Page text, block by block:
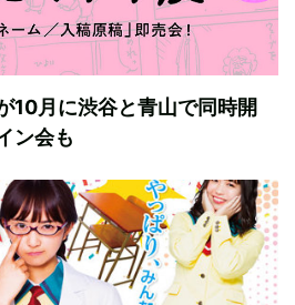
10月に渋谷と青山で同時開
ン会も